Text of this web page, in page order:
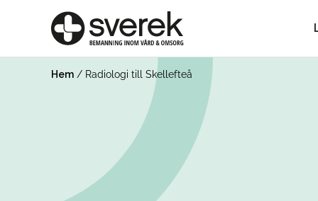
Hem / Radiologi till Skellefteå